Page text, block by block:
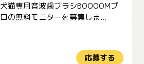
犬猫専用音波歯ブラシBOOOOMプ
ロの無料モニターを募集しま...
応募する